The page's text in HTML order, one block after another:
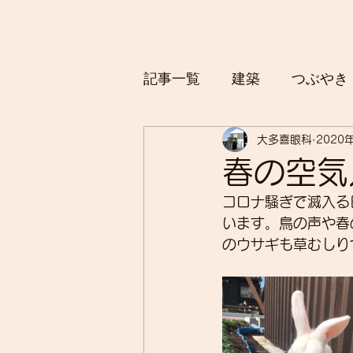
記事一覧 建築 つぶやき
春の空
大多喜眼科 2020
コロナ騒ぎで滅入
います。鳥の声や
のウサギも草むし